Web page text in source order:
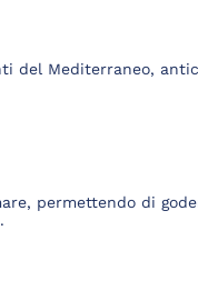
del Mediterraneo,
permettendo di